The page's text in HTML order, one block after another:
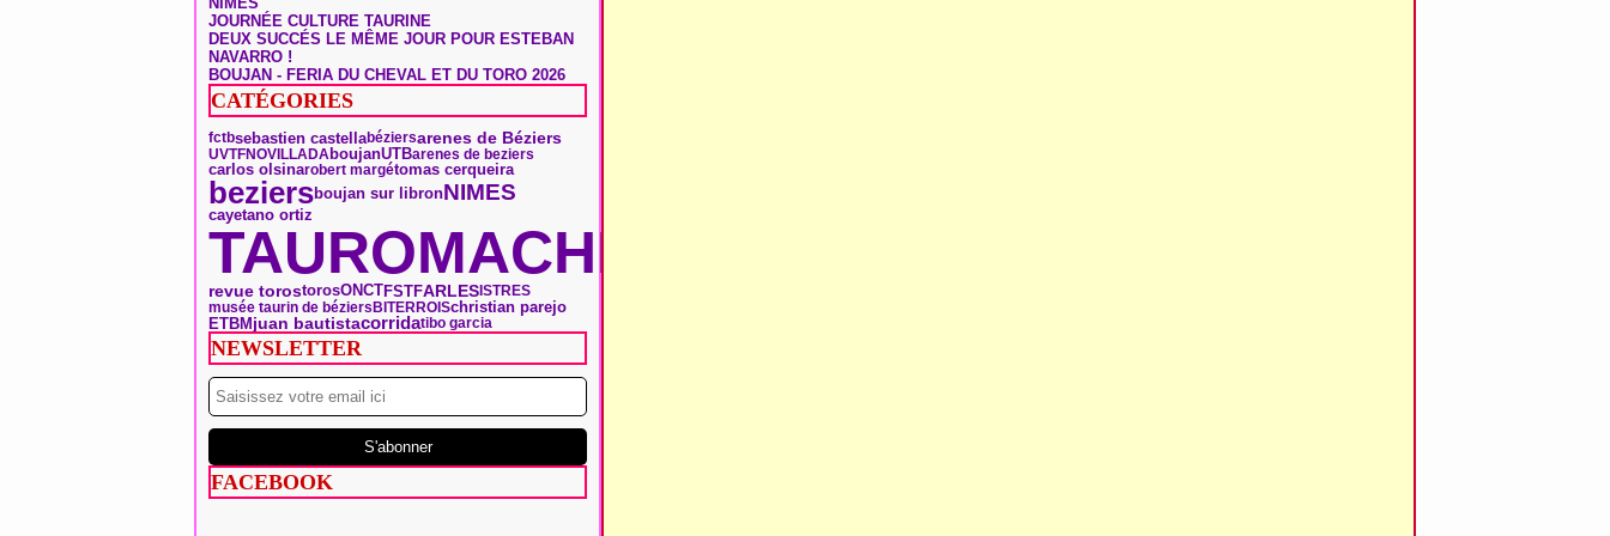
JOURNÉE CULTURE TAURINE
DEUX SUCCÉS LE MÊME JOUR POUR ESTEBAN
NAVARRO !
BOUJAN - FERIA DU CHEVAL ET DU TORO 2026
CATÉGORIES
fctbsebastien castellabéziersarenes de Béziers
UVTFNOVILLADAboujanUTBarenes de beziers
carlos olsinarobert margétomas cerqueira
beziersboujan sur libronNIMES
cayetano ortiz
TAUROMACHIE
revue torostorosONCTFSTFARLES ISTRES
musée taurin de béziersBITERROISchristian parejo
ETBMjuan bautistacorridatibo garcia
NEWSLETTER
FACEBOOK